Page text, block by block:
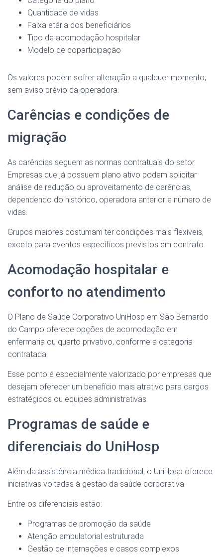
Quantidade de vidas
Faixa etária dos beneficiários
Tipo de acomodação hospitalar
Modelo de coparticipação
Os valores podem sofrer alteração a qualquer momento,
sem aviso prévio da operadora.
Carências e condições de
migração
As carências seguem as normas contratuais do setor.
Empresas que já possuem plano ativo podem solicitar
análise de redução ou aproveitamento de carências,
dependendo do histórico, operadora anterior e número de
vidas.
Grupos maiores costumam ter condições mais flexíveis,
exceto para eventos específicos previstos em contrato.
Acomodação hospitalar e
conforto no atendimento
O Plano de Saúde Corporativo UniHosp em São Bernardo
do Campo oferece opções de acomodação em
enfermaria ou quarto privativo, conforme a categoria
contratada.
Esse ponto é especialmente valorizado por empresas que
desejam oferecer um benefício mais atrativo para cargos
estratégicos ou equipes administrativas.
Programas de saúde e
diferenciais do UniHosp
Além da assistência médica tradicional, o UniHosp oferece
iniciativas voltadas à gestão da saúde corporativa.
Entre os diferenciais estão:
Programas de promoção da saúde
Atenção ambulatorial estruturada
Gestão de internações e casos complexos